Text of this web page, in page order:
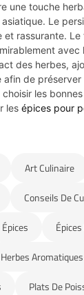
une touche
Le
et rassurante.
des herbes,
de préserver
les
les épices pour
Art Culinaire
Conseils De
Épices
Herbes Aromatiques
Plats De